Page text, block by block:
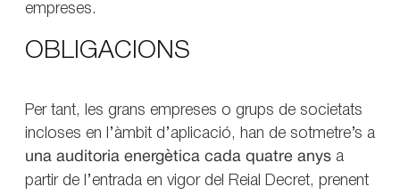
empreses.
OBLIGACIONS
Per tant, les grans empreses o grups de societats
incloses en l’àmbit d’aplicació, han de sotmetre’s a
una auditoria energètica cada quatre anys a
partir de l’entrada en vigor del Reial Decret, prenent